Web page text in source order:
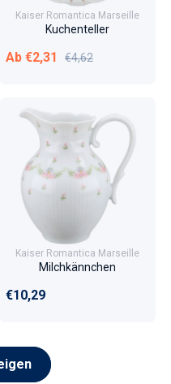
Kaiser Romantica Marseille
Kuchenteller
Verkaufspreis
Ab €2,31 Normaler Preis
€4,62
Kaiser Romantica Marseille
Milchkännchen
Normaler Preis
€10,29